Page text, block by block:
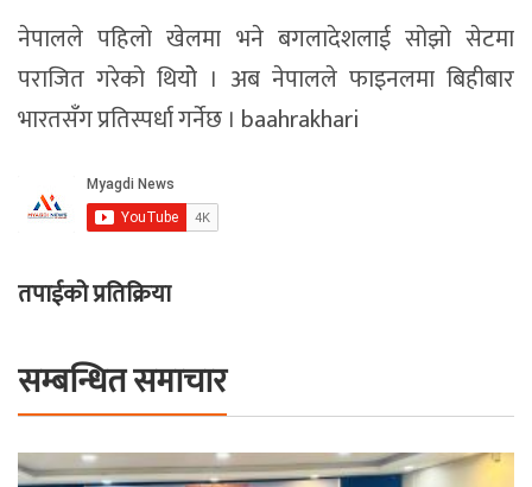
नेपालले पहिलो खेलमा भने बगलादेशलाई सोझो सेटमा
पराजित गरेको थियोे । अब नेपालले फाइनलमा बिहीबार
भारतसँग प्रतिस्पर्धा गर्नेछ । baahrakhari
तपाईको प्रतिक्रिया
सम्बन्धित समाचार